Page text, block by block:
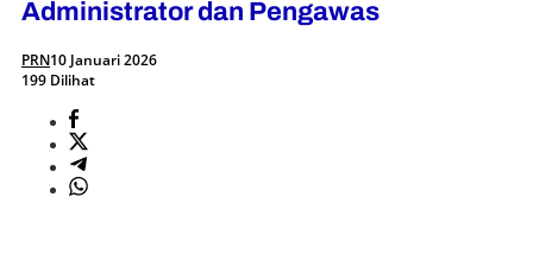
Administrator dan Pengawas
PRN10 Januari 2026
199 Dilihat